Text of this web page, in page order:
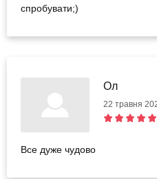
спробувати;)
Ол
22 травня
Все дуже чудово